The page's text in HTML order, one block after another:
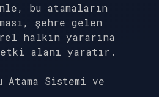
bu atamaların
şehre gelen
halkın yararına
alanı yaratır.
Atama Sistemi ve